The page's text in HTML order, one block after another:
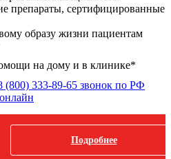
препараты, сертифицированные
образу жизни пациентам
на дому и в клинике*
(800) 333-89-65 звонок по РФ
Подробнее